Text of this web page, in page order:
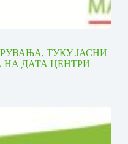
ТУКУ ЈАСНИ
НА ДАТА ЦЕНТРИ